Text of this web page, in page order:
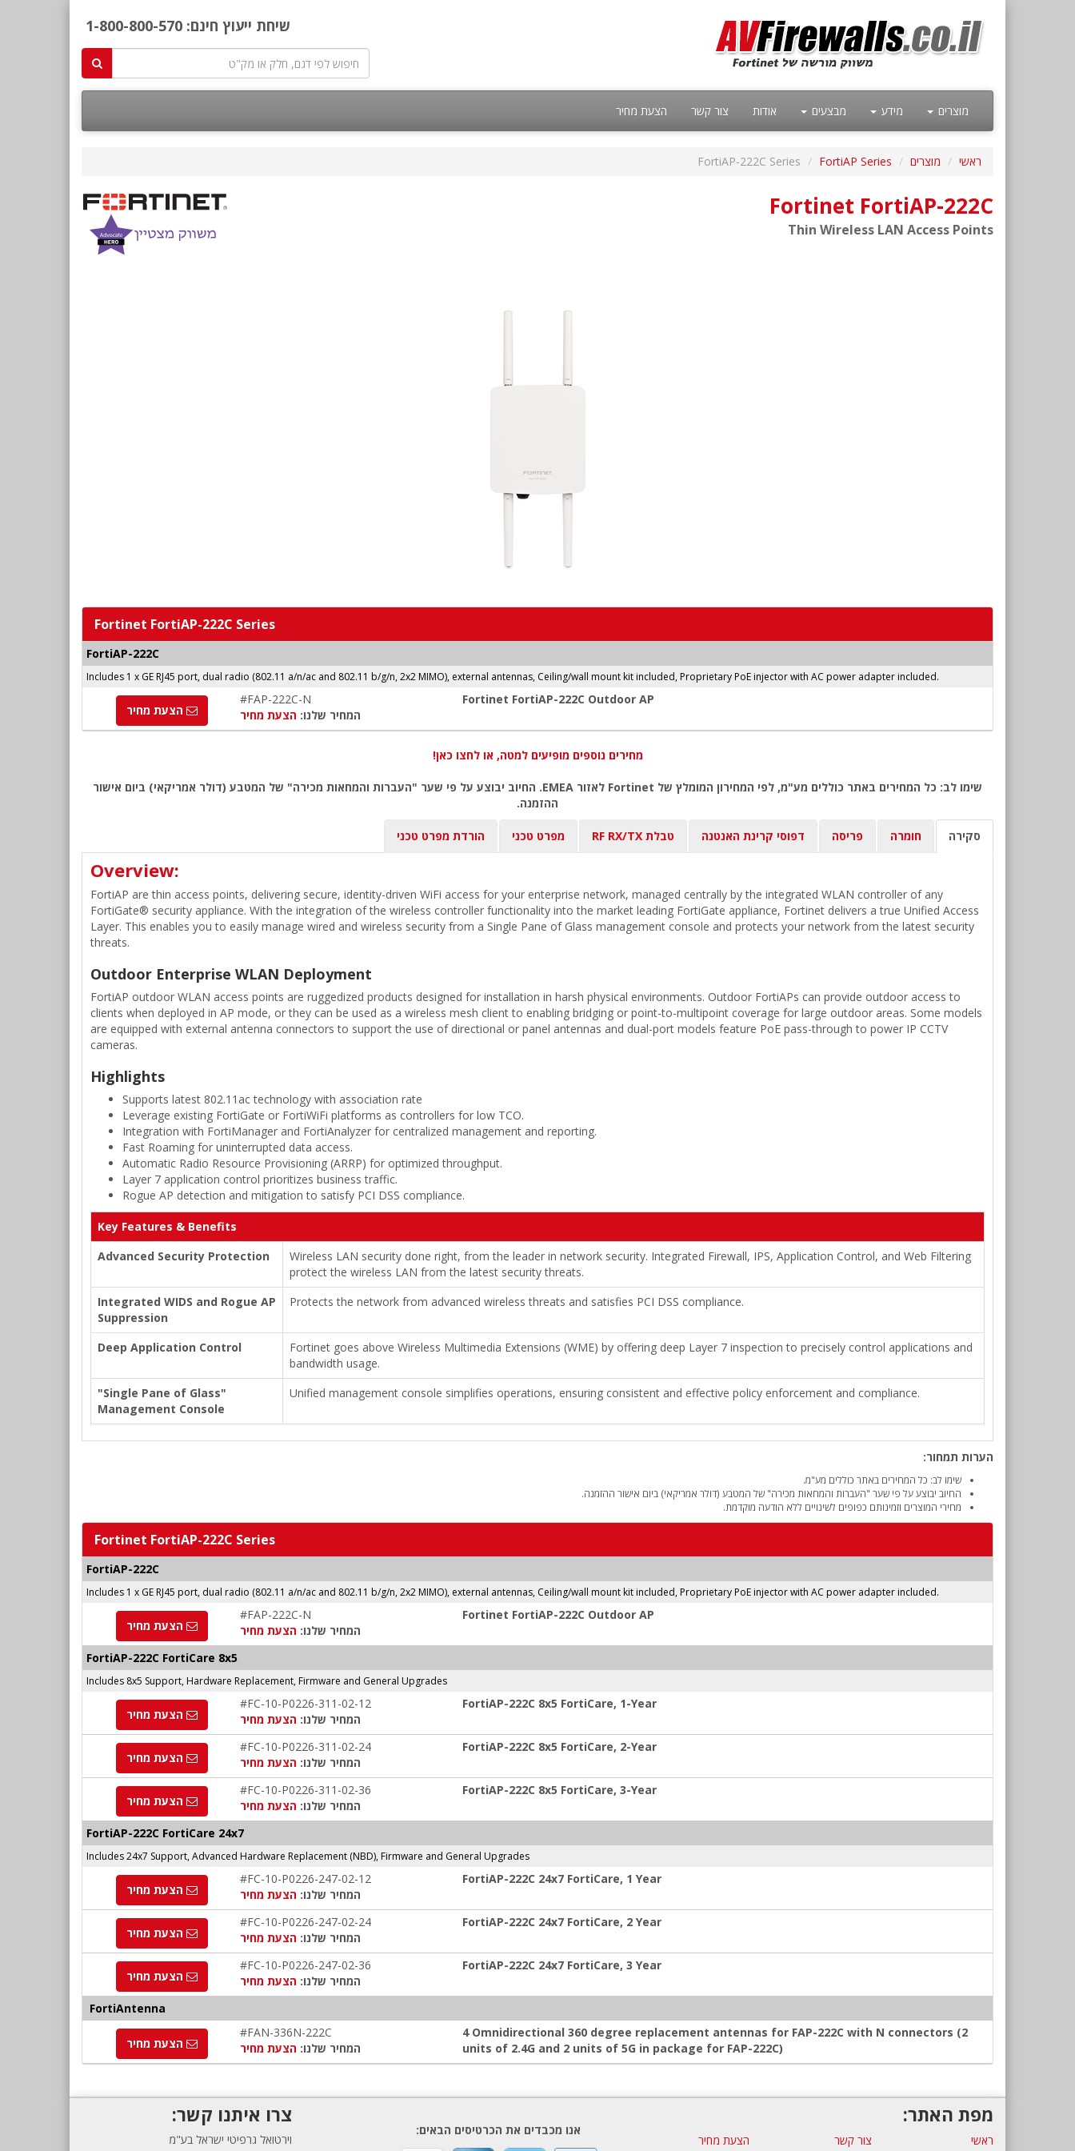
שיחת ייעוץ חינם: 1-800-800-570
מוצרים מידע מבצעים אודות צור קשר הצעת מחיר
ראשי מוצרים FortiAP Series
FortiAP-222C Series
Fortinet FortiAP-222C
Thin Wireless LAN Access Points
Fortinet FortiAP-222C Series
FortiAP-222C
Includes 1 x GE RJ45 port, dual radio (802.11 a/n/ac and 802.11 b/g/n, 2x2 MIMO), external antennas, Ceiling/wall mount kit included, Proprietary PoE injector with AC power adapter included.
Fortinet FortiAP-222C Outdoor AP
#FAP-222C-N
המחיר שלנו: הצעת מחיר הצעת מחיר
מחירים נוספים מופיעים למטה, או לחצו כאן!
שימו לב: כל המחירים באתר כוללים מע"מ, לפי המחירון המומלץ של Fortinet לאזור EMEA. החיוב יבוצע על פי שער "העברות והמחאות מכירה" של המטבע (דולר אמריקאי) ביום אישור
ההזמנה.
סקירה חומרה פריסה דפוסי קרינת האנטנה טבלת RF RX/TX מפרט טכני הורדת מפרט טכני
Overview:
FortiAP are thin access points, delivering secure, identity-driven WiFi access for your enterprise network, managed centrally by the integrated WLAN controller of any
FortiGate® security appliance. With the integration of the wireless controller functionality into the market leading FortiGate appliance, Fortinet delivers a true Unified Access
Layer. This enables you to easily manage wired and wireless security from a Single Pane of Glass management console and protects your network from the latest security
threats.
Outdoor Enterprise WLAN Deployment
FortiAP outdoor WLAN access points are ruggedized products designed for installation in harsh physical environments. Outdoor FortiAPs can provide outdoor access to
clients when deployed in AP mode, or they can be used as a wireless mesh client to enabling bridging or point-to-multipoint coverage for large outdoor areas. Some models
are equipped with external antenna connectors to support the use of directional or panel antennas and dual-port models feature PoE pass-through to power IP CCTV
cameras.
Highlights
Supports latest 802.11ac technology with association rate
Leverage existing FortiGate or FortiWiFi platforms as controllers for low TCO.
Integration with FortiManager and FortiAnalyzer for centralized management and reporting.
Fast Roaming for uninterrupted data access.
Automatic Radio Resource Provisioning (ARRP) for optimized throughput.
Layer 7 application control prioritizes business traffic.
Rogue AP detection and mitigation to satisfy PCI DSS compliance.
Key Features & Benefits
Advanced Security Protection
Wireless LAN security done right, from the leader in network security. Integrated Firewall, IPS, Application Control, and Web Filtering
protect the wireless LAN from the latest security threats.
Integrated WIDS and Rogue AP
Suppression
Protects the network from advanced wireless threats and satisfies PCI DSS compliance.
Deep Application Control
Fortinet goes above Wireless Multimedia Extensions (WME) by offering deep Layer 7 inspection to precisely control applications and
bandwidth usage.
"Single Pane of Glass"
Management Console
Unified management console simplifies operations, ensuring consistent and effective policy enforcement and compliance.
הערות תמחור:
שימו לב: כל המחירים באתר כוללים מע"מ.
החיוב יבוצע על פי שער "העברות והמחאות מכירה" של המטבע (דולר אמריקאי) ביום אישור ההזמנה.
מחירי המוצרים וזמינותם כפופים לשינויים ללא הודעה מוקדמת.
Fortinet FortiAP-222C Series
FortiAP-222C
Includes 1 x GE RJ45 port, dual radio (802.11 a/n/ac and 802.11 b/g/n, 2x2 MIMO), external antennas, Ceiling/wall mount kit included, Proprietary PoE injector with AC power adapter included.
Fortinet FortiAP-222C Outdoor AP
#FAP-222C-N
המחיר שלנו: הצעת מחיר הצעת מחיר
FortiAP-222C FortiCare 8x5
Includes 8x5 Support, Hardware Replacement, Firmware and General Upgrades
FortiAP-222C 8x5 FortiCare, 1-Year
#FC-10-P0226-311-02-12
המחיר שלנו: הצעת מחיר הצעת מחיר
FortiAP-222C 8x5 FortiCare, 2-Year
#FC-10-P0226-311-02-24
המחיר שלנו: הצעת מחיר הצעת מחיר
FortiAP-222C 8x5 FortiCare, 3-Year
#FC-10-P0226-311-02-36
המחיר שלנו: הצעת מחיר הצעת מחיר
FortiAP-222C FortiCare 24x7
Includes 24x7 Support, Advanced Hardware Replacement (NBD), Firmware and General Upgrades
FortiAP-222C 24x7 FortiCare, 1 Year
#FC-10-P0226-247-02-12
המחיר שלנו: הצעת מחיר הצעת מחיר
FortiAP-222C 24x7 FortiCare, 2 Year
#FC-10-P0226-247-02-24
המחיר שלנו: הצעת מחיר הצעת מחיר
FortiAP-222C 24x7 FortiCare, 3 Year
#FC-10-P0226-247-02-36
המחיר שלנו: הצעת מחיר הצעת מחיר
FortiAntenna
4 Omnidirectional 360 degree replacement antennas for FAP-222C with N connectors (2
units of 2.4G and 2 units of 5G in package for FAP-222C)
#FAN-336N-222C
המחיר שלנו: הצעת מחיר הצעת מחיר
מפת האתר:
ראשי צור קשר
הצעת מחיר
אנו מכבדים את הכרטיסים הבאים:
צרו איתנו קשר:
וירטואל גרפיטי ישראל בע"מ